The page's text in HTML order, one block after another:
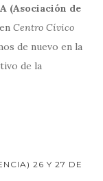
(Asociación de
en Centro Cí­vico
de nuevo en la
de la
26 Y 27 DE